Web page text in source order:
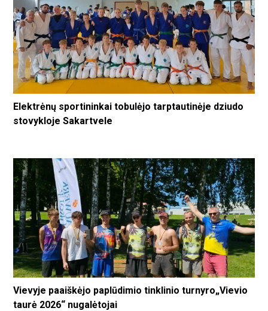
Elektrėnų sportininkai tobulėjo tarptautinėje dziudo
stovykloje Sakartvele
Vievyje paaiškėjo paplūdimio tinklinio turnyro„Vievio
taurė 2026“ nugalėtojai